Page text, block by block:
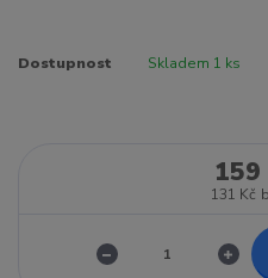
Dostupnost Skladem 1 ks
159
131 Kč